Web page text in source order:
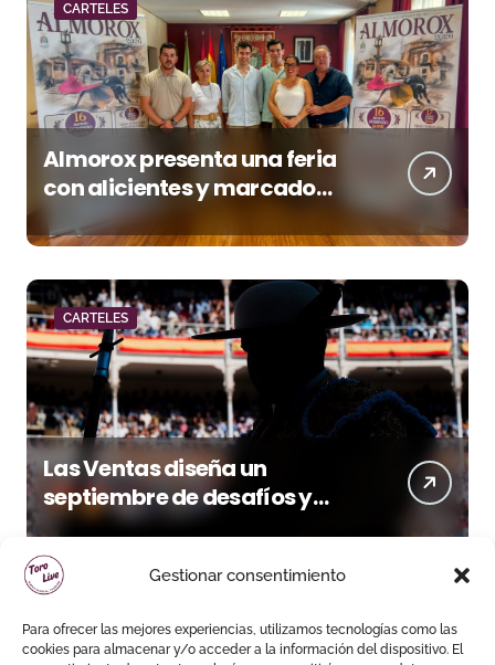
Gestionar consentimiento
Para ofrecer las mejores experiencias, utilizamos tecnologías como las
cookies para almacenar y/o acceder a la información del dispositivo. El
CARTELES
Almorox presenta una feria
con alicientes y marcado
acento torista
CARTELES
Las Ventas diseña un
septiembre de desafíos y
variedad ganadera